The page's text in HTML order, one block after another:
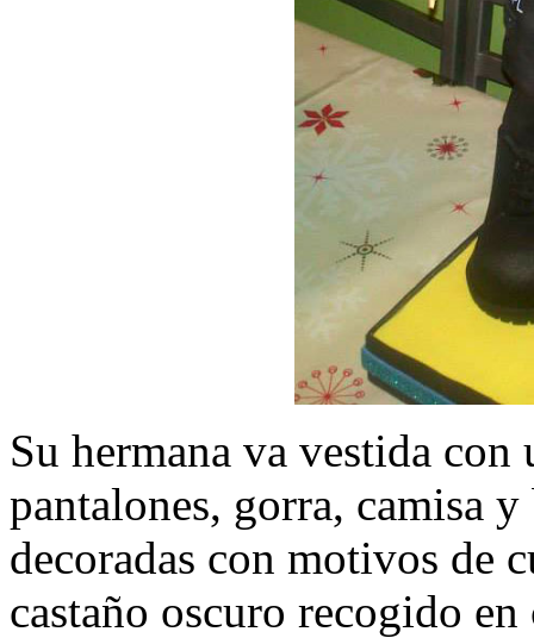
Su hermana va vestida
pantalones, gorra, camisa
decoradas con motivos de
castaño oscuro recogido